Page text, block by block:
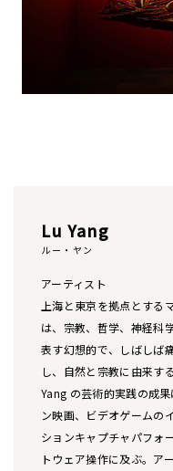
Lu Yang
ルー・ヤン
アーティスト
上海と東京を拠点とする
は、宗教、哲学、神経科
表す幻想的で、しばしば
し、自然と宗教に由来す
Yang の芸術的実践の成
ン映画、ビデオゲームの
ションキャプチャパフォ
トウェア操作に及ぶ。ア